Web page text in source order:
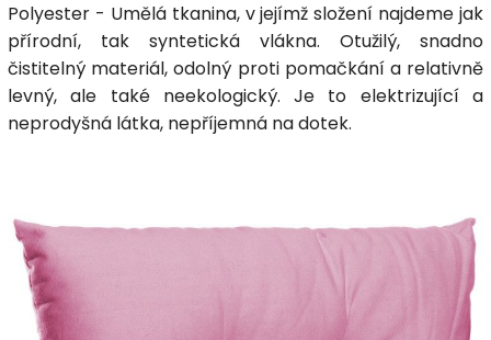
Polyester - Umělá tkanina, v jejímž složení najdeme jak
přírodní, tak syntetická vlákna. Otužilý, snadno
čistitelný materiál, odolný proti pomačkání a relativně
levný, ale také neekologický. Je to elektrizující a
neprodyšná látka, nepříjemná na dotek.